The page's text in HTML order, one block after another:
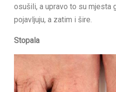
osušili, a upravo to su mjesta
pojavljuju, a zatim i šire.
Stopala